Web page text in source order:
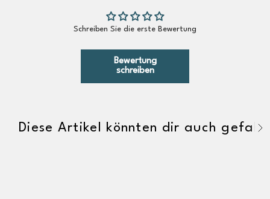
Schreiben Sie die erste Bewertung
Bewertung
schreiben
Diese Artikel könnten dir auch